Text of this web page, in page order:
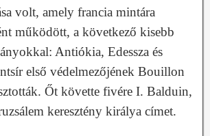
volt, amely francia mintára
működött, a következő kisebb
Antiókia, Edessza és
első védelmezőjének Bouillon
Őt követte fivére I. Balduin,
keresztény királya címet.